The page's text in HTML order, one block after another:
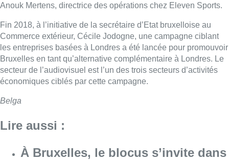
Anouk Mertens, directrice des opérations chez Eleven Sports.
Fin 2018, à l’initiative de la secrétaire d’Etat bruxelloise au
Commerce extérieur, Cécile Jodogne, une campagne ciblant
les entreprises basées à Londres a été lancée pour promouvoir
Bruxelles en tant qu’alternative complémentaire à Londres. Le
secteur de l’audiovisuel est l’un des trois secteurs d’activités
économiques ciblés par cette campagne.
Belga
Lire aussi :
À Bruxelles, le blocus s’invite dans